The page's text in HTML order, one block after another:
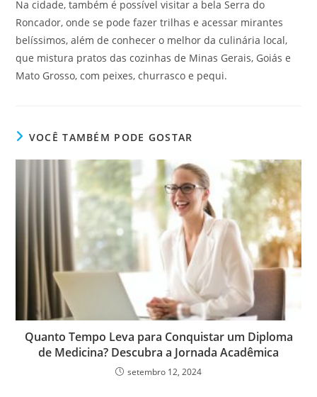
Na cidade, também é possível visitar a bela Serra do
Roncador, onde se pode fazer trilhas e acessar mirantes
belíssimos, além de conhecer o melhor da culinária local,
que mistura pratos das cozinhas de Minas Gerais, Goiás e
Mato Grosso, com peixes, churrasco e pequi.
VOCÊ TAMBÉM PODE GOSTAR
Quanto Tempo Leva para Conquistar um Diploma
de Medicina? Descubra a Jornada Acadêmica
setembro 12, 2024